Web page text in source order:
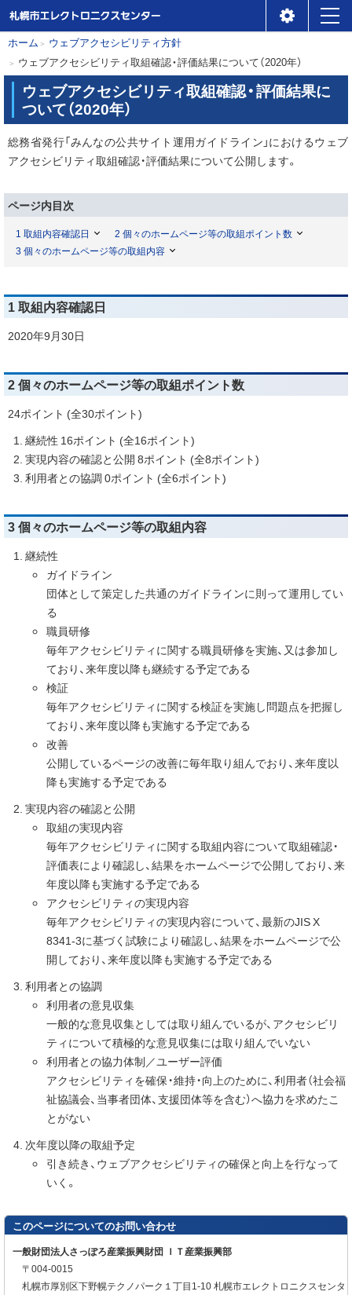
本
文
札幌市エレクトロニクスセ
ンター
現
在
位
の
階
層
ホーム
ウェブアクセシビリティ方針
ウェブアクセシビリティ取組確認・評価結果について（2020年）
ウェブアクセシビリティ取組確認・評価結果に
ついて（2020年）
総務省発行「みんなの公共サイト運用ガイドライン」におけるウェブ
アクセシビリティ取組確認・評価結果について公開します。
ページ内目次
1 取組内容確認日
2 個々のホームページ等の取組ポイント数
3 個々のホームページ等の取組内容
1 取組内容確認日
2020年9月30日
2 個々のホームページ等の取組ポイント数
24ポイント (全30ポイント)
継続性 16ポイント (全16ポイント)
実現内容の確認と公開 8ポイント (全8ポイント)
利用者との協調 0ポイント (全6ポイント)
3 個々のホームページ等の取組内容
継続性
ガイドライン
団体として策定した共通のガイドラインに則って運用してい
る
職員研修
毎年アクセシビリティに関する職員研修を実施、又は参加し
ており、来年度以降も継続する予定である
検証
毎年アクセシビリティに関する検証を実施し問題点を把握し
ており、来年度以降も実施する予定である
改善
公開しているページの改善に毎年取り組んでおり、来年度以
降も実施する予定である
実現内容の確認と公開
取組の実現内容
毎年アクセシビリティに関する取組内容について取組確認・
評価表により確認し、結果をホームページで公開しており、来
年度以降も実施する予定である
アクセシビリティの実現内容
毎年アクセシビリティの実現内容について、最新のJIS X
8341-3に基づく試験により確認し、結果をホームページで公
開しており、来年度以降も実施する予定である
利用者との協調
利用者の意見収集
一般的な意見収集としては取り組んでいるが、アクセシビリ
ティについて積極的な意見収集には取り組んでいない
利用者との協力体制／ユーザー評価
アクセシビリティを確保・維持・向上のために、利用者（社会福
祉協議会、当事者団体、支援団体等を含む）へ協力を求めたこ
とがない
次年度以降の取組予定
引き続き、ウェブアクセシビリティの確保と向上を行なって
いく。
このページについてのお問い合わせ
一般財団法人さっぽろ産業振興財団 ＩＴ産業振興部
郵
便
004-0015
札幌市厚別区下野幌テクノパーク１丁目1-10 札幌市エレクトロニクスセンタ